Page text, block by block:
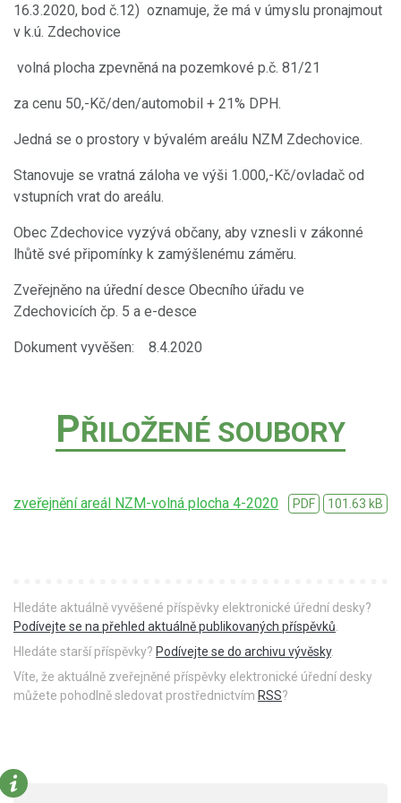
16.3.2020, bod č.12) oznamuje, že má v úmyslu pronajmout
v k.ú. Zdechovice
volná plocha zpevněná na pozemkové p.č. 81/21
za cenu 50,-Kč/den/automobil + 21% DPH.
Jedná se o prostory v bývalém areálu NZM Zdechovice.
Stanovuje se vratná záloha ve výši 1.000,-Kč/ovladač od
vstupních vrat do areálu.
Obec Zdechovice vyzývá občany, aby vznesli v zákonné
lhůtě své připomínky k zamýšlenému záměru.
Zveřejněno na úřední desce Obecního úřadu ve
Zdechovicích čp. 5 a e-desce
Dokument vyvěšen: 8.4.2020
PŘILOŽENÉ SOUBORY
zveřejnění areál NZM-volná plocha 4-2020 PDF 101.63 kB
Hledáte aktuálně vyvěšené příspěvky elektronické úřední desky?
Podívejte se na přehled aktuálně publikovaných příspěvků
Hledáte starší příspěvky? Podívejte se do archivu vývěsky.
Víte, že aktuálně zveřejněné příspěvky elektronické úřední desky
můžete pohodlně sledovat prostřednictvím RSS?